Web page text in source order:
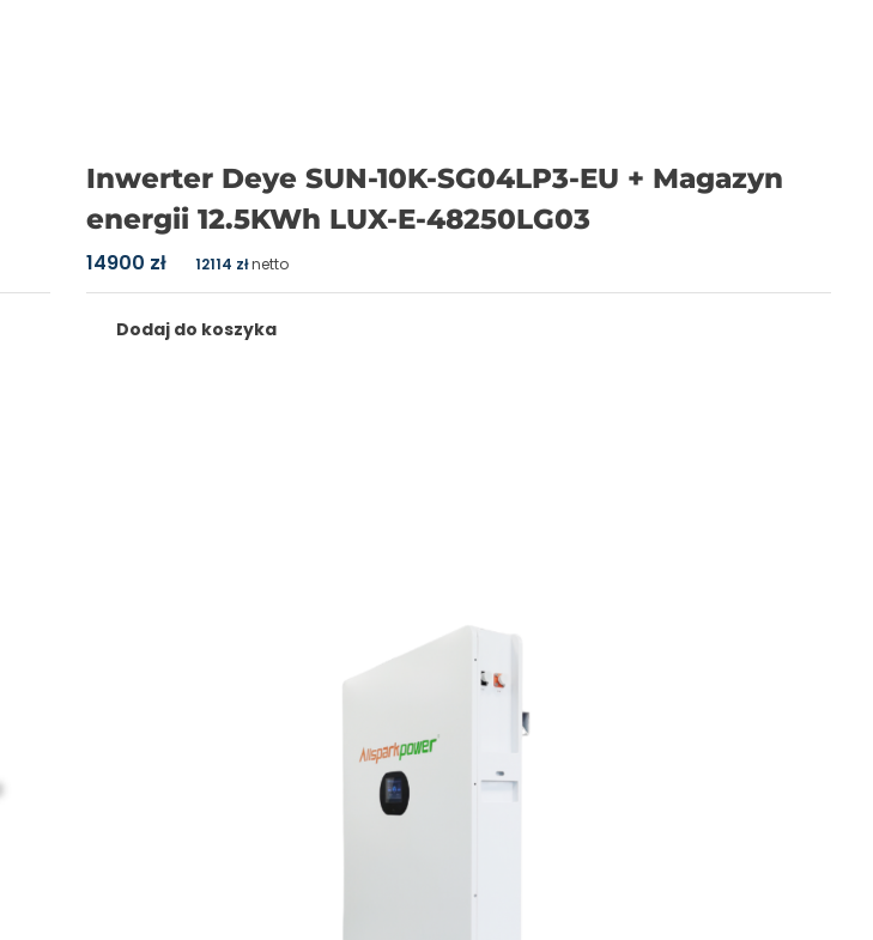
Inwerter Deye SUN-10K-SG04LP3-EU + Magazyn
energii 12.5KWh LUX-E-48250LG03
14900 zł 12114 złnetto
Dodaj do koszyka